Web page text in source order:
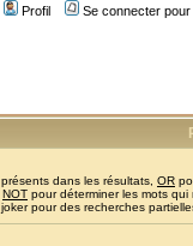
Profil
Se connecter
dans les résultats, OR
NOT pour déterminer les mots qui
pour des recherches